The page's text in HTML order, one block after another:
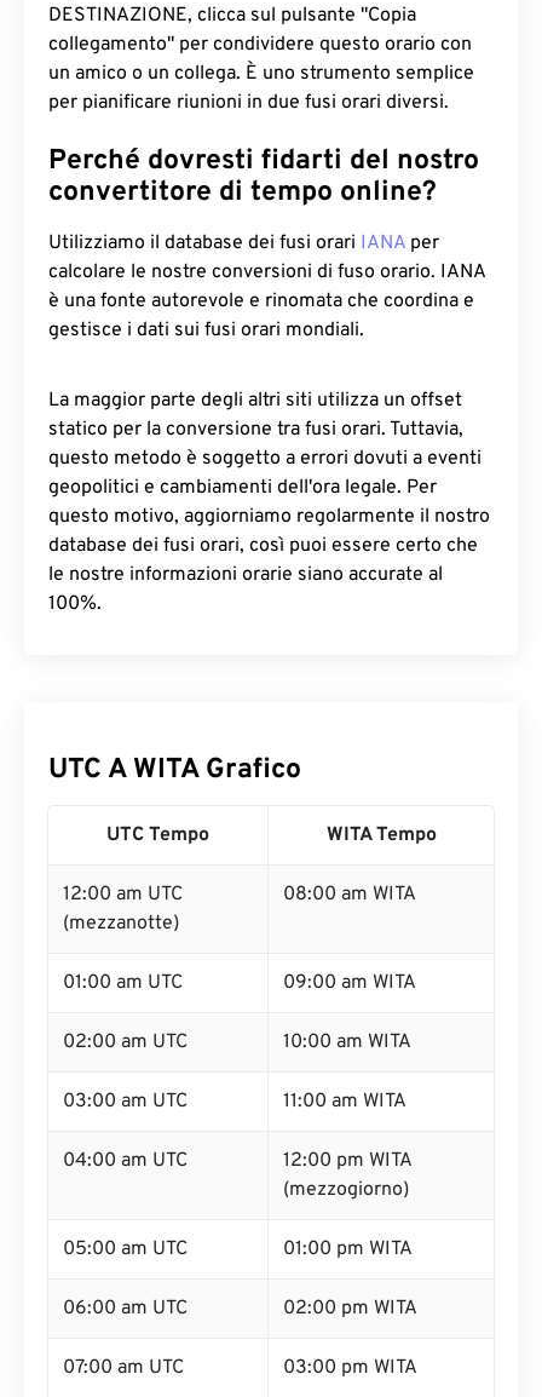
DESTINAZIONE, clicca sul pulsante "Copia
collegamento" per condividere questo orario con
un amico o un collega. È uno strumento semplice
per pianificare riunioni in due fusi orari diversi.
Perché dovresti fidarti del nostro
convertitore di tempo online?
Utilizziamo il database dei fusi orari IANA per
calcolare le nostre conversioni di fuso orario. IANA
è una fonte autorevole e rinomata che coordina e
gestisce i dati sui fusi orari mondiali.
La maggior parte degli altri siti utilizza un offset
statico per la conversione tra fusi orari. Tuttavia,
questo metodo è soggetto a errori dovuti a eventi
geopolitici e cambiamenti dell'ora legale. Per
questo motivo, aggiorniamo regolarmente il nostro
database dei fusi orari, così puoi essere certo che
le nostre informazioni orarie siano accurate al
100%.
UTC A WITA Grafico
UTC Tempo WITA Tempo
12:00 am UTC
(mezzanotte)
08:00 am WITA
01:00 am UTC 09:00 am WITA
02:00 am UTC 10:00 am WITA
03:00 am UTC 11:00 am WITA
04:00 am UTC
12:00 pm WITA
(mezzogiorno)
05:00 am UTC 01:00 pm WITA
06:00 am UTC 02:00 pm WITA
07:00 am UTC 03:00 pm WITA